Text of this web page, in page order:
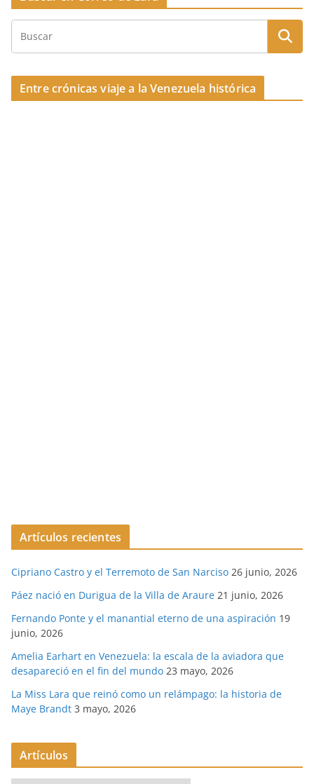
b
o
k
d ar
Entre crónicas viaje a la Venezuela histórica
Artículos recientes
Cipriano Castro y el Terremoto de San Narciso 26 junio, 2026
Páez nació en Durigua de la Villa de Araure 21 junio, 2026
Fernando Ponte y el manantial eterno de una aspiración 19
junio, 2026
Amelia Earhart en Venezuela: la escala de la aviadora que
desapareció en el fin del mundo 23 mayo, 2026
La Miss Lara que reinó como un relámpago: la historia de
Maye Brandt 3 mayo, 2026
Artículos